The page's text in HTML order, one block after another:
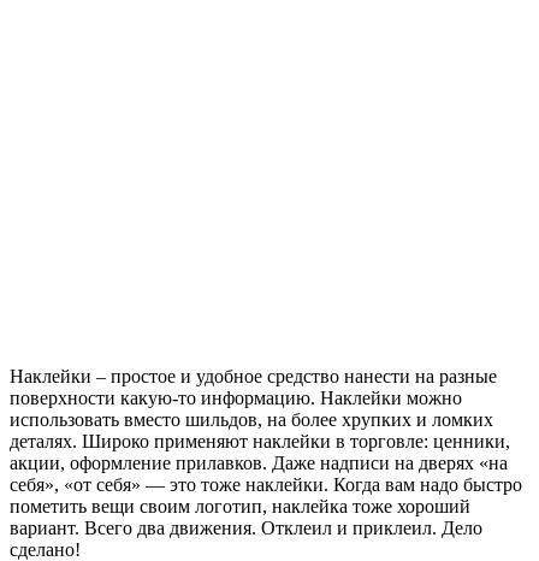
Наклейки – простое и удобное средство нанести на разные
поверхности какую-то информацию. Наклейки можно
использовать вместо шильдов, на более хрупких и ломких
деталях. Широко применяют наклейки в торговле: ценники,
акции, оформление прилавков. Даже надписи на дверях «на
себя», «от себя» — это тоже наклейки. Когда вам надо быстро
пометить вещи своим логотип, наклейка тоже хороший
вариант. Всего два движения. Отклеил и приклеил. Дело
сделано!